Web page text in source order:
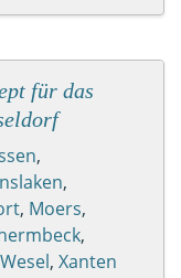
für das
,
,
, Moers,
,
Wesel, Xanten